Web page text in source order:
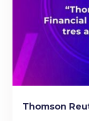
Thomson